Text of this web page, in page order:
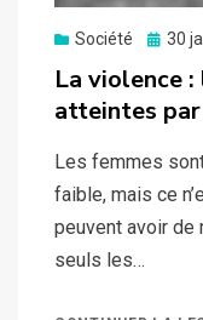
Société
Posted
30
La violence
atteintes
Les femmes
faible, mais ce
peuvent avoir de
seuls les…